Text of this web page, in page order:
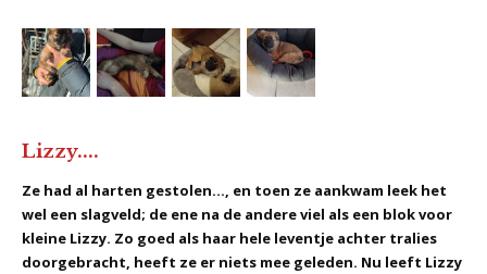
Lizzy....
Ze had al harten gestolen..., en toen ze aankwam leek het
wel een slagveld; de ene na de andere viel als een blok voor
kleine Lizzy. Zo goed als haar hele leventje achter tralies
doorgebracht, heeft ze er niets mee geleden. Nu leeft Lizzy